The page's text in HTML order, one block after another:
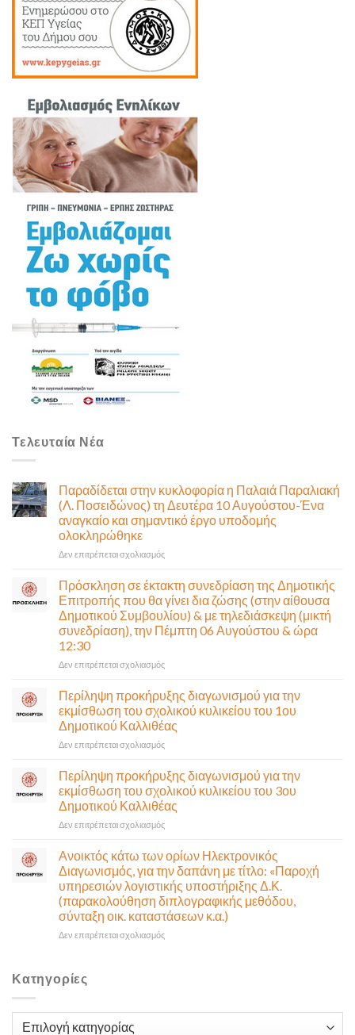
Τελευταία Νέα
Παραδίδεται στην κυκλοφορία η Παλαιά Παραλιακή
(Λ. Ποσειδώνος) τη Δευτέρα 10 Αυγούστου-Ένα
αναγκαίο και σημαντικό έργο υποδομής
ολοκληρώθηκε
Δεν επιτρέπεται σχολιασμόςστο
κυκλοφορία
η
Παλαιά
Παραλιακή
Ποσειδώνος)
10
Αυγούστου-
Ένα
αναγκαίο
σημαντικό
έργο
υποδομής
ολοκληρώθηκε
Πρόσκληση σε έκτακτη συνεδρίαση της Δημοτικής
Επιτροπής που θα γίνει δια ζώσης (στην αίθουσα
Δημοτικού Συμβουλίου) & με τηλεδιάσκεψη (μικτή
συνεδρίαση), την Πέμπτη 06 Αυγούστου & ώρα
12:30
Δεν επιτρέπεται σχολιασμόςστο
σε
έκτακτη
συνεδρίαση
της
Δημοτικής
που
θα
γίνει
δια
ζώσης
αίθουσα
Δημοτικού
Συμβουλίου)
&
με
τηλεδιάσκεψη
(μικτή
&
Περίληψη προκήρυξης διαγωνισμού για την
εκμίσθωση του σχολικού κυλικείου του 1ου
Δημοτικού Καλλιθέας
Δεν επιτρέπεται σχολιασμόςστο
προκήρυξης
διαγωνισμού
για
την
εκμίσθωση
σχολικού
κυλικείου
του
1ου
Δημοτικού
Καλλιθέας
Περίληψη προκήρυξης διαγωνισμού για την
εκμίσθωση του σχολικού κυλικείου του 3ου
Δημοτικού Καλλιθέας
Δεν επιτρέπεται σχολιασμόςστο
προκήρυξης
διαγωνισμού
για
την
εκμίσθωση
του
σχολικού
Ανοικτός κάτω των ορίων Ηλεκτρονικός
Διαγωνισμός, για την δαπάνη με τίτλο: «Παροχή
υπηρεσιών λογιστικής υποστήριξης Δ.Κ.
(παρακολούθηση διπλογραφικής μεθόδου,
σύνταξη οικ. καταστάσεων κ.α.)
Δεν επιτρέπεται σχολιασμόςστο
Διαγωνισμός,
Κατηγορίες
Κατηγορίες